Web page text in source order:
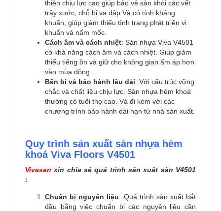
thiện chịu lực cao giúp bảo vệ sàn khỏi các vết
trầy xước, chỗ bị va đập.Và có tính kháng
khuẩn, giúp giảm thiểu tình trạng phát triển vi
khuẩn và nấm mốc.
Cách âm và cách nhiệt: Sàn nhựa Viva V4501
có khả năng cách âm và cách nhiệt. Giúp giảm
thiểu tiếng ồn và giữ cho không gian ấm áp hơn
vào mùa đông.
Bền bỉ và bảo hành lâu dài: Với cấu trúc vững
chắc và chất liệu chịu lực. Sàn nhựa hèm khoá
thường có tuổi thọ cao. Và đi kèm với các
chương trình bảo hành dài hạn từ nhà sản xuất.
Quy trình sản xuất sàn nhựa hèm
khoá Viva Floors V4501
Vivasan xin chia sẻ quá trình sản xuất sàn V4501
:
Chuẩn bị nguyên liệu: Quá trình sản xuất bắt
đầu bằng việc chuẩn bị các nguyên liệu cần